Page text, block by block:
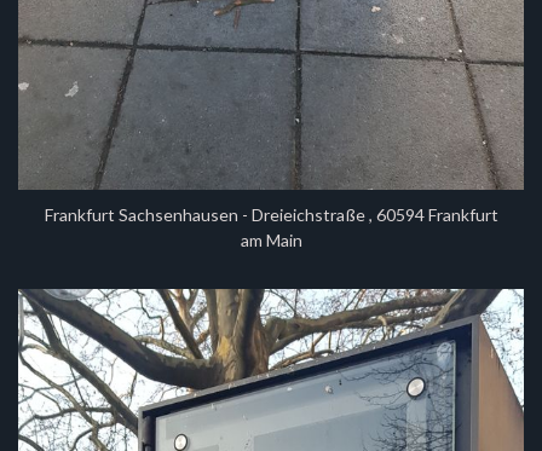
Frankfurt Sachsenhausen - Dreieichstraße , 60594 Frankfurt
am Main